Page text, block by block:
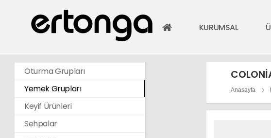
KURUMSAL
Oturma Grupları
Yemek Grupları
Keyif Ürünleri
Sehpalar
Anasayfa